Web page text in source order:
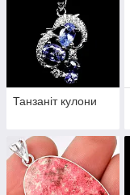
Танзаніт кулони